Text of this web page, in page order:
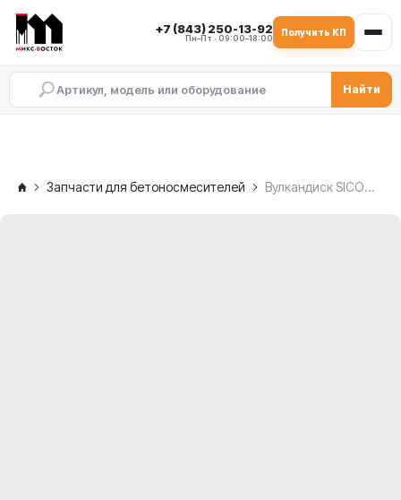
+7 (843) 250-13-92
Пн–Пт · 09:00–18:00
Получить КП
Найти
Запчасти для бетоносмесителей Вулкандиск SICOMA MAO 3000/2000, V0568